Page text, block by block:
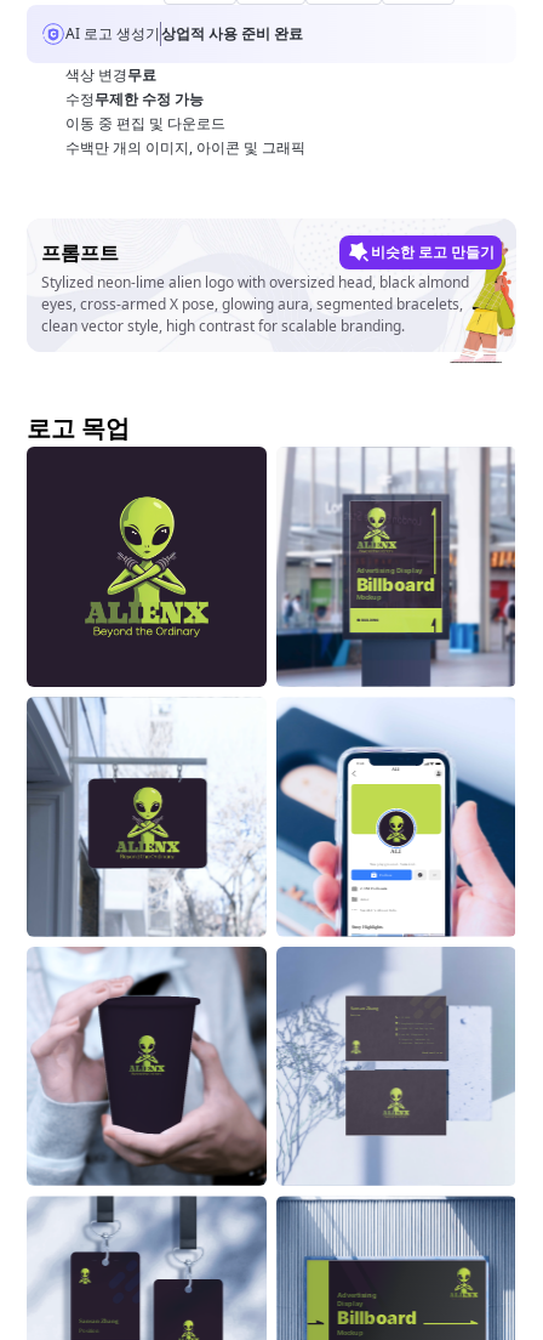
AI 로고 생성기상업적 사용 준비 완료
색상 변경무료
수정무제한 수정 가능
이동 중 편집 및 다운로드
수백만 개의 이미지, 아이콘 및 그래픽
프롬프트
비슷한 로고 만들기
Stylized neon-lime alien logo with oversized head, black almond
eyes, cross-armed X pose, glowing aura, segmented bracelets,
clean vector style, high contrast for scalable branding.
로고 목업
Advertising Display
Billboard
Mockup
ON BUILDING
Stroy Highlights
9:41
ALI
ALI
New playground. Same kid.
2.3M Followers
Actor
See ALI ’s About Info
Follow
Sansan Zhang
Position
ZhangSan@Alaskanoil.com
Alaska Oil and Energy Corp.
Lane 88, Happiness &
Prosperity Community,
Prosperous Business Street
Alaskanoil.com
Sansan Zhang
Position
Advertising
Display
Billboard
Mockup